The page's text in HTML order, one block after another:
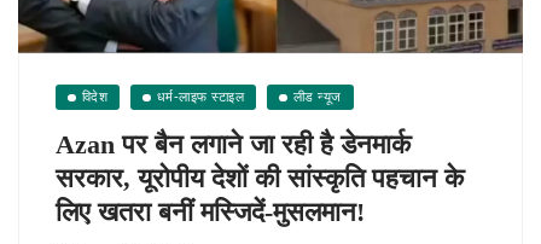
विदेश धर्म-लाइफ स्टाइल लीड न्यूज
Azan पर बैन लगाने जा रही है डेनमार्क
सरकार, यूरोपीय देशों की सांस्कृति पहचान के
लिए खतरा बनीं मस्जिदें-मुसलमान!